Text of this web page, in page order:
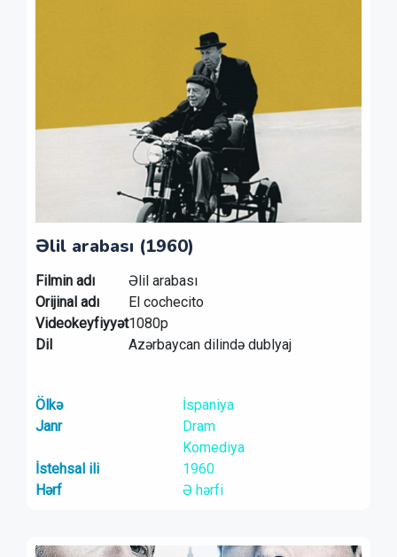
Əlil arabası (1960)
Filmin adı
Əlil arabası
Orijinal adı
El cochecito
Videokeyfiyyət1080p
Dil
Azərbaycan dilində dublyaj
Ölkə
İspaniya
Janr
Dram
Komediya
İstehsal ili
1960
Hərf
Ə hərfi